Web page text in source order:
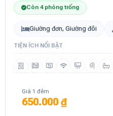
Còn 4 phòng trống
Giường đơn, Giường đôi
TIỆN ÍCH NỔI BẬT
Giá 1 đêm
650.000 ₫